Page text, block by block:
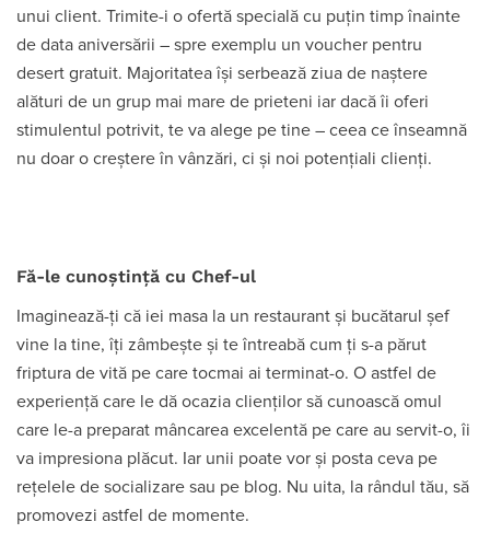
unui client. Trimite-i o ofertă specială cu puțin timp înainte
de data aniversării – spre exemplu un voucher pentru
desert gratuit. Majoritatea își serbează ziua de naștere
alături de un grup mai mare de prieteni iar dacă îi oferi
stimulentul potrivit, te va alege pe tine – ceea ce înseamnă
nu doar o creștere în vânzări, ci și noi potențiali clienți.
Fă-le cunoștință cu Chef-ul
Imaginează-ți că iei masa la un restaurant și bucătarul șef
vine la tine, îți zâmbește și te întreabă cum ți s-a părut
friptura de vită pe care tocmai ai terminat-o. O astfel de
experiență care le dă ocazia clienților să cunoască omul
care le-a preparat mâncarea excelentă pe care au servit-o, îi
va impresiona plăcut. Iar unii poate vor și posta ceva pe
rețelele de socializare sau pe blog. Nu uita, la rândul tău, să
promovezi astfel de momente.